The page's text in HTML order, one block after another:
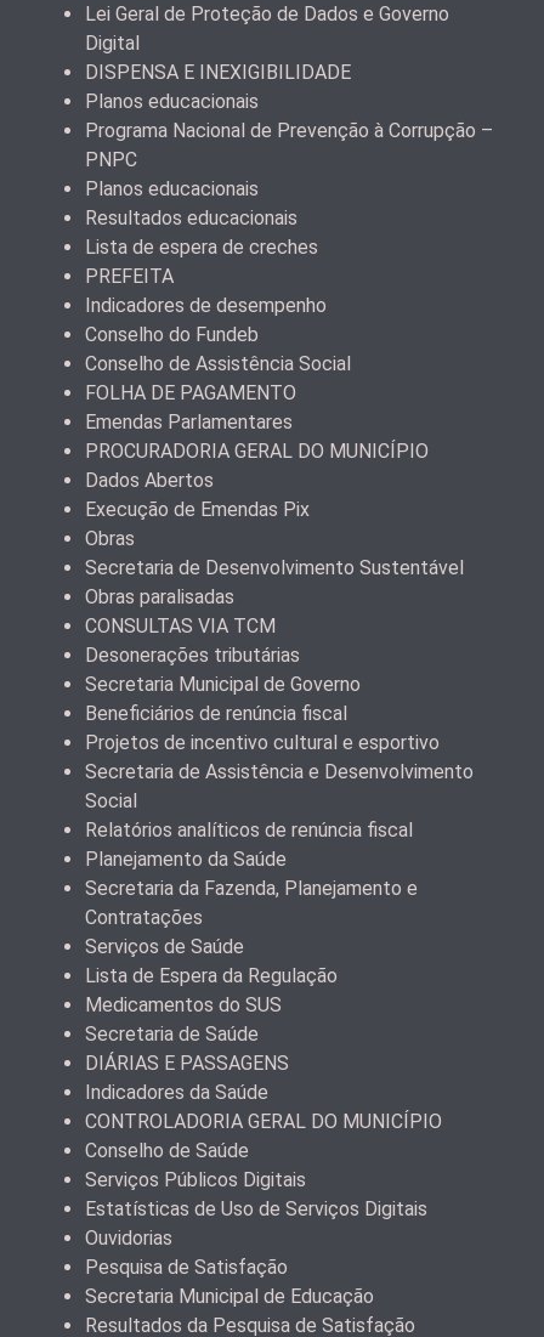
Lei Geral de Proteção de Dados e Governo
Digital
DISPENSA E INEXIGIBILIDADE
Planos educacionais
Programa Nacional de Prevenção à Corrupção –
PNPC
Planos educacionais
Resultados educacionais
Lista de espera de creches
PREFEITA
Indicadores de desempenho
Conselho do Fundeb
Conselho de Assistência Social
FOLHA DE PAGAMENTO
Emendas Parlamentares
PROCURADORIA GERAL DO MUNICÍPIO
Dados Abertos
Execução de Emendas Pix
Obras
Secretaria de Desenvolvimento Sustentável
Obras paralisadas
CONSULTAS VIA TCM
Desonerações tributárias
Secretaria Municipal de Governo
Beneficiários de renúncia fiscal
Projetos de incentivo cultural e esportivo
Secretaria de Assistência e Desenvolvimento
Social
Relatórios analíticos de renúncia fiscal
Planejamento da Saúde
Secretaria da Fazenda, Planejamento e
Contratações
Serviços de Saúde
Lista de Espera da Regulação
Medicamentos do SUS
Secretaria de Saúde
DIÁRIAS E PASSAGENS
Indicadores da Saúde
CONTROLADORIA GERAL DO MUNICÍPIO
Conselho de Saúde
Serviços Públicos Digitais
Estatísticas de Uso de Serviços Digitais
Ouvidorias
Pesquisa de Satisfação
Secretaria Municipal de Educação
Resultados da Pesquisa de Satisfação